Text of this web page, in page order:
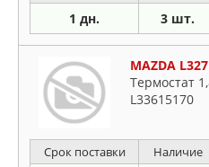
1 дн. 3 шт.
MAZDA
Термостат
L33615170
Срок поставки Наличие